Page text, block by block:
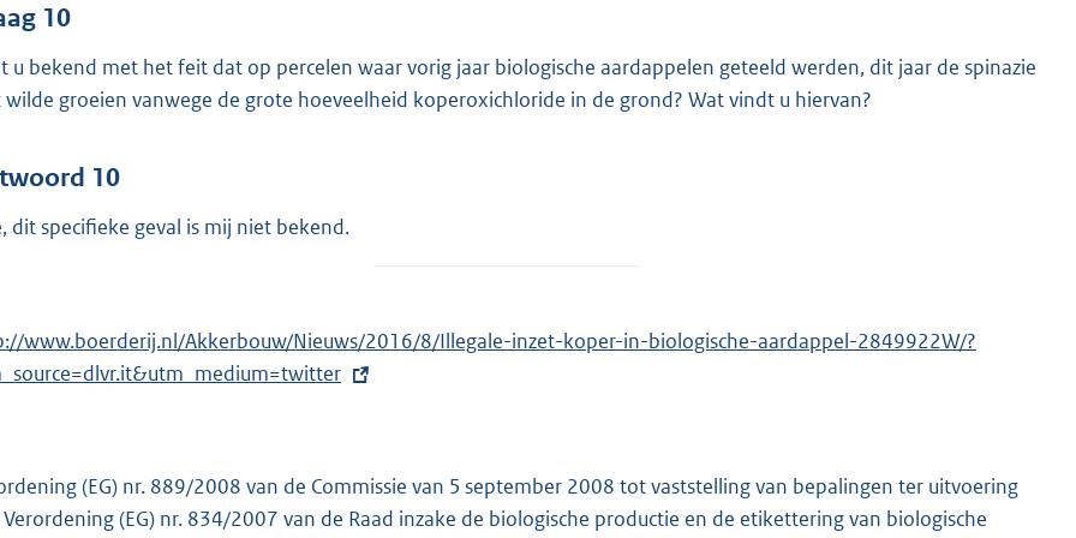
10
u bekend met het feit dat op percelen waar vorig jaar biologische aardappelen geteeld werden, dit jaar de spinazie
wilde groeien vanwege de grote hoeveelheid koperoxichloride in de grond? Wat vindt u hiervan?
10
dit specifieke geval is mij niet bekend.
www.boerderij.nl/Akkerbouw/Nieuws/2016/8/Illegale-inzet-koper-in-biologische-aardappel-2849922W/?
(EG) nr. 889/2008 van de Commissie van 5 september 2008 tot vaststelling van bepalingen ter uitvoering
(EG) nr. 834/2007 van de Raad inzake de biologische productie en de etikettering van biologische